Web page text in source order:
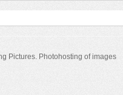
Pictures. Photohosting of images